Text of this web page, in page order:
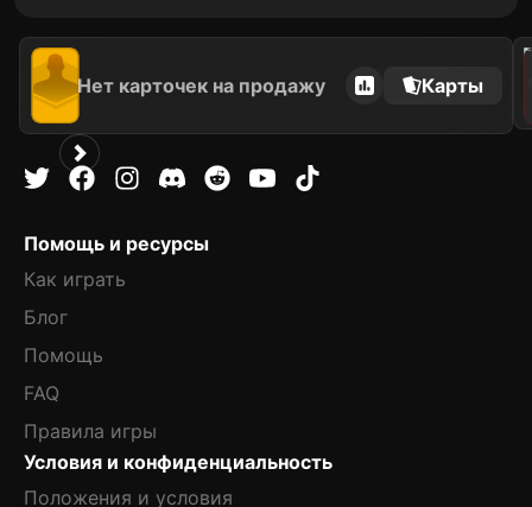
Нет карточек на продажу Карты
2024
Помощь и ресурсы
Как играть
Блог
Помощь
FAQ
Правила игры
Условия и конфиденциальность
Положения и условия